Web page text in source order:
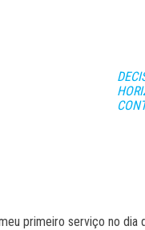
primeiro serviço no